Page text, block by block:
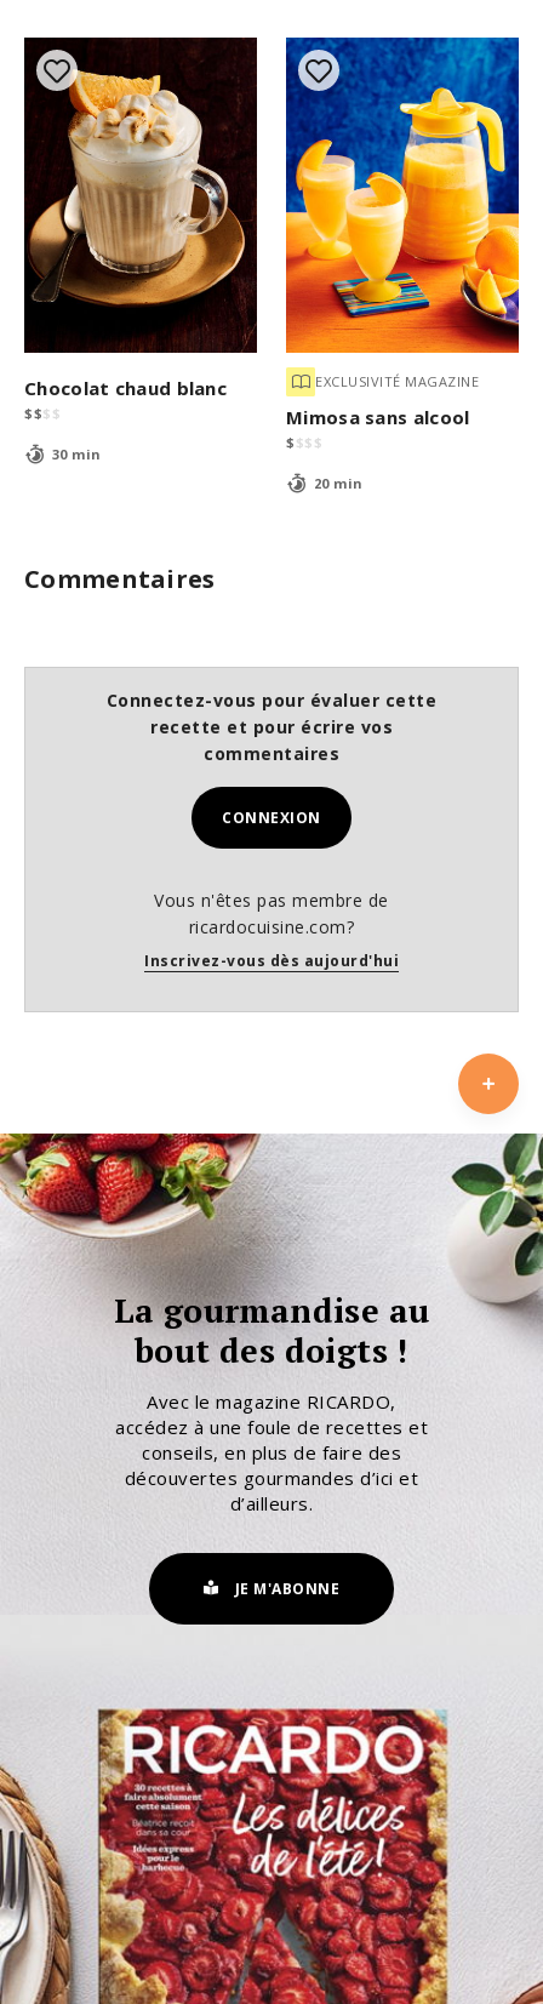
Chocolat chaud blanc
$$$ $
30 min
EXCLUSIVITÉ MAGAZINE
Mimosa sans alcool
$ $$ $
20 min
Commentaires
Connectez-vous pour évaluer cette
recette et pour écrire vos
commentaires
CONNEXION
Vous n'êtes pas membre de
ricardocuisine.com?
Inscrivez-vous dès aujourd'hui
La gourmandise au
bout des doigts !
Avec le magazine RICARDO,
accédez à une foule de recettes et
conseils, en plus de faire des
découvertes gourmandes d’ici et
d’ailleurs.
JE M'ABONNE